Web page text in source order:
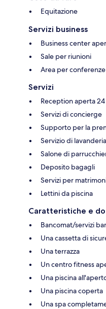
Equitazione
Servizi business
Business center
Sale per riunioni
Area per conferenze
Servizi
Reception aperta
Servizi di concierge
Supporto per la
Servizio di
Salone di
Deposito bagagli
Servizi per
Lettini da piscina
Caratteristiche e
Bancomat/servizi
Una cassetta di
Una terrazza
Un centro fitness
Una piscina
Una piscina coperta
Una spa